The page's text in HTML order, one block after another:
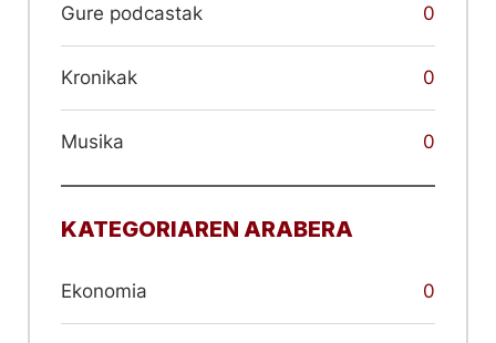
Gure podcastak 0
Kronikak 0
Musika 0
KATEGORIAREN ARABERA
Ekonomia 0